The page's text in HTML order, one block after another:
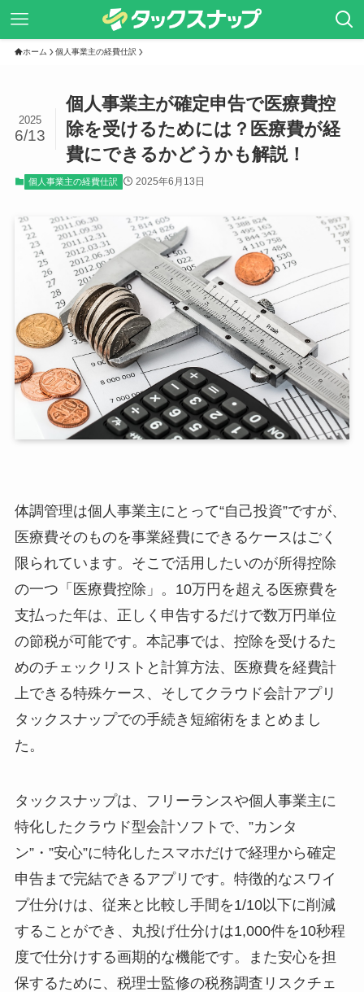
ホーム 個人事業主の経費仕訳
個人事業主が確定申告で医療費控
除を受けるためには？医療費が経
費にできるかどうかも解説！
2025
6/13
個人事業主の経費仕訳 2025年6月13日
体調管理は個人事業主にとって“自己投資”ですが、
医療費そのものを事業経費にできるケースはごく
限られています。そこで活用したいのが所得控除
の一つ「医療費控除」。10万円を超える医療費を
支払った年は、正しく申告するだけで数万円単位
の節税が可能です。本記事では、控除を受けるた
めのチェックリストと計算方法、医療費を経費計
上できる特殊ケース、そしてクラウド会計アプリ
タックスナップでの手続き短縮術をまとめまし
た。
タックスナップは、フリーランスや個人事業主に
特化したクラウド型会計ソフトで、”カンタ
ン”・”安心”に特化したスマホだけで経理から確定
申告まで完結できるアプリです。特徴的なスワイ
プ仕分けは、従来と比較し手間を1/10以下に削減
することができ、丸投げ仕分けは1,000件を10秒程
度で仕分けする画期的な機能です。また安心を担
保するために、税理士監修の税務調査リスクチェ